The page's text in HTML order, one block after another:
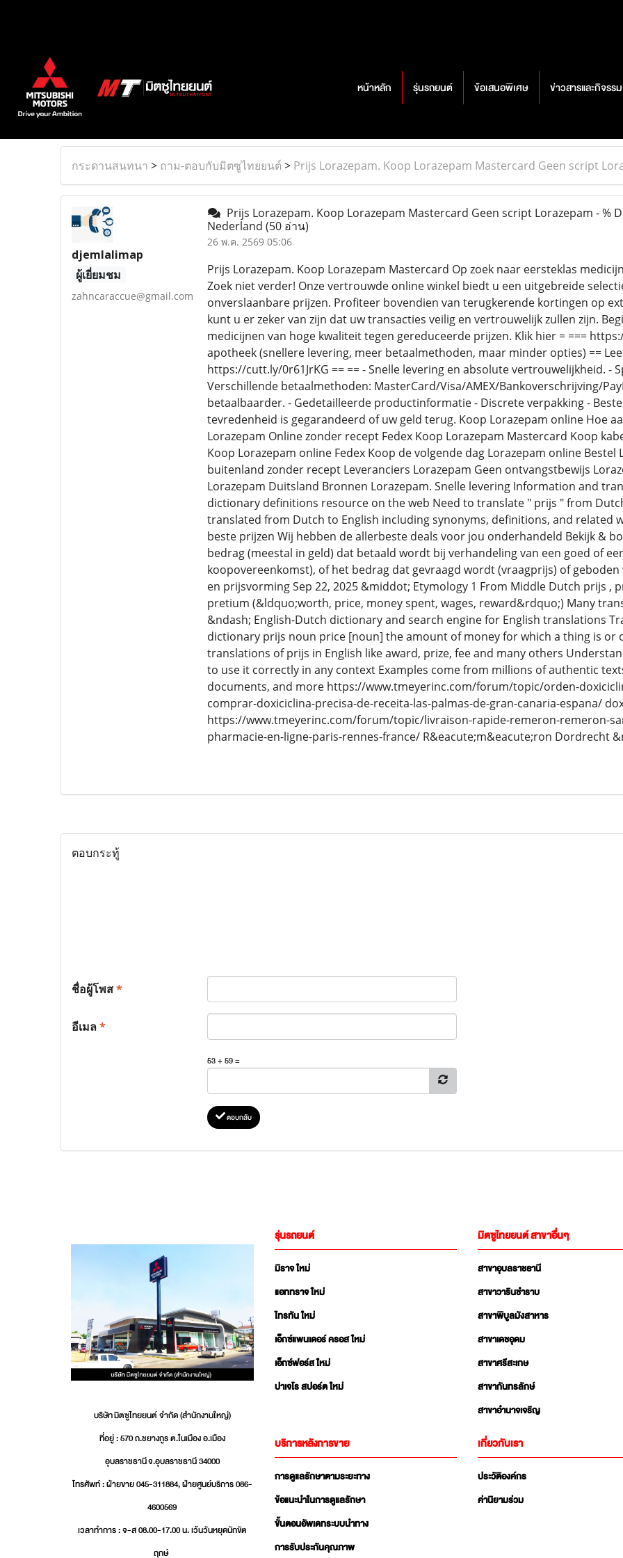
หน้าหลัก รุ่นรถยนต์ ข้อเสนอพิเศษ ข่าวสารและกิจรรม
กระดานสนทนา > ถาม-ตอบกับมิตซูไทยยนต์ > Prijs Lorazepam. Koop Lorazepam Mastercard Geen script
djemlalimap
ผู้เยี่ยมชม
zahncaraccue@gmail.com
Prijs Lorazepam. Koop Lorazepam Mastercard Geen script Lorazepam - %
Nederland (50 อ่าน)
26 พ.ค. 2569 05:06
Prijs Lorazepam. Koop Lorazepam Mastercard Op zoek naar eersteklas
Zoek niet verder! Onze vertrouwde online winkel biedt u een uitgebreide
onverslaanbare prijzen. Profiteer bovendien van terugkerende kortingen op
kunt u er zeker van zijn dat uw transacties veilig en vertrouwelijk zullen zijn.
medicijnen van hoge kwaliteit tegen gereduceerde prijzen. Klik hier = ===
apotheek (snellere levering, meer betaalmethoden, maar minder opties) ==
https://cutt.ly/0r61JrKG == == - Snelle levering en absolute vertrouwelijkheid. -
Verschillende betaalmethoden: MasterCard/Visa/AMEX/Bankoverschrijving/
betaalbaarder. - Gedetailleerde productinformatie - Discrete verpakking -
tevredenheid is gegarandeerd of uw geld terug. Koop Lorazepam online Hoe
Lorazepam Online zonder recept Fedex Koop Lorazepam Mastercard Koop
Koop Lorazepam online Fedex Koop de volgende dag Lorazepam online
buitenland zonder recept Leveranciers Lorazepam Geen ontvangstbewijs
Lorazepam Duitsland Bronnen Lorazepam. Snelle levering Information and
dictionary definitions resource on the web Need to translate " prijs " from
translated from Dutch to English including synonyms, definitions, and related
beste prijzen Wij hebben de allerbeste deals voor jou onderhandeld Bekijk &
bedrag (meestal in geld) dat betaald wordt bij verhandeling van een goed of
koopovereenkomst), of het bedrag dat gevraagd wordt (vraagprijs) of
en prijsvorming Sep 22, 2025 &middot; Etymology 1 From Middle Dutch prijs ,
pretium (&ldquo;worth, price, money spent, wages, reward&rdquo;) Many
&ndash; English-Dutch dictionary and search engine for English translations
dictionary prijs noun price [noun] the amount of money for which a thing is or
translations of prijs in English like award, prize, fee and many others
to use it correctly in any context Examples come from millions of authentic
documents, and more https://www.tmeyerinc.com/forum/topic/orden-
comprar-doxiciclina-precisa-de-receita-las-palmas-de-gran-canaria-espana/
https://www.tmeyerinc.com/forum/topic/livraison-rapide-remeron-remeron-
pharmacie-en-ligne-paris-rennes-france/ R&eacute;m&eacute;ron Dordrecht
ตอบกระทู้
ชื่อผู้โพส*
อีเมล*
53 + 59 =
ตอบกลับ
บริษัท มิตซูไทยยนต์ จำกัด (สำนักงานใหญ่)
ที่อยู่ : 570 ถ.ชยางกูร ต.ในเมือง อ.เมือง
อุบลราชธานี จ.อุบลราชธานี 34000
โทรศัพท์ : ฝ่ายขาย 045-311884, ฝ่ายศูนย์บริการ 086-
4600569
เวลาทำการ : จ-ส 08.00-17.00 น. เว้นวันหยุดนักขัต
ฤกษ์
รุ่นรถยนต์
มิราจ ใหม่
แอททราจ ใหม่
ไทรทัน ใหม่
เอ็กซ์แพนเดอร์ ครอส ใหม่
เอ็กซ์ฟอร์ส ใหม่
ปาเจโร สปอร์ต ใหม่
มิตซูไทยยนต์ สาขาอื่นๆ
สาขาอุบลราชธานี
สาขาวารินชำราบ
สาขาพิบูลมังสาหาร
สาขาเดชอุดม
สาขาศรีสะเกษ
สาขากันทรลักษ์
สาขาอำนาจเจริญ
บริการหลังการขาย
การดูแลรักษาตามระยะทาง
ข้อแนะนำในการดูแลรักษา
ขั้นตอนอัพเดทระบบนำทาง
การรับประกันคุณภาพ
เกี่ยวกับเรา
ประวัติองค์กร
ค่านิยามร่วม